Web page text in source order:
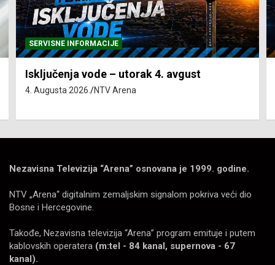
SERVISNE INFORMACIJE
Isključenja vode – utorak 4. avgust
4. Augusta 2026. NTV Arena
Nezavisna Televizija “Arena” osnovana je 1999. godine.
NTV „Arena“ digitalnim zemaljskim signalom pokriva veći dio
Bosne i Hercegovine.
Takođe, Nezavisna televizija “Arena” program emituje i putem
kablovskih operatera (m:tel - 84 kanal, supernova - 67
kanal).